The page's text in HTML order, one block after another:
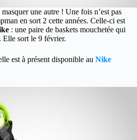
masquer une autre ! Une fois n’est pas
en sort 2 cette années. Celle-ci est
: une paire de baskets mouchetée qui
Elle sort le 9 février.
est à présent disponible au Nike